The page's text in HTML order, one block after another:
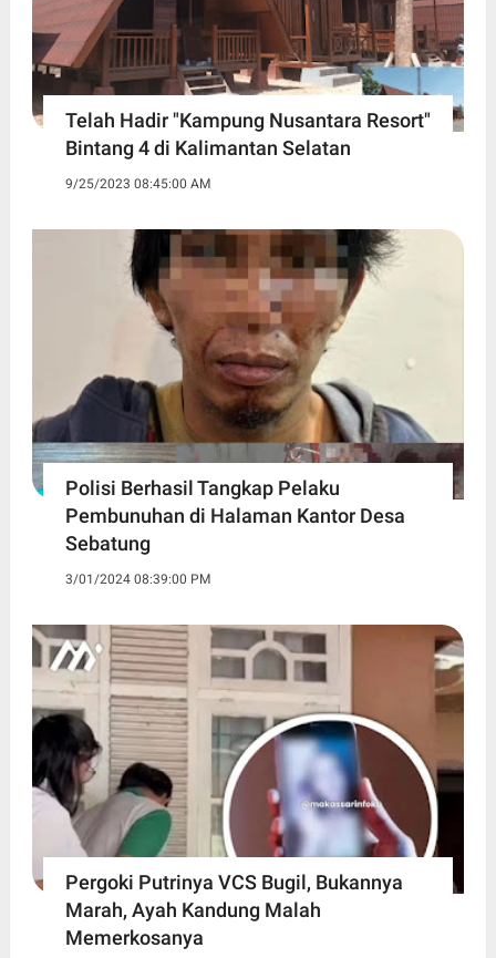
Telah Hadir "Kampung Nusantara Resort"
Bintang 4 di Kalimantan Selatan
9/25/2023 08:45:00 AM
Polisi Berhasil Tangkap Pelaku
Pembunuhan di Halaman Kantor Desa
Sebatung
3/01/2024 08:39:00 PM
Pergoki Putrinya VCS Bugil, Bukannya
Marah, Ayah Kandung Malah
Memerkosanya